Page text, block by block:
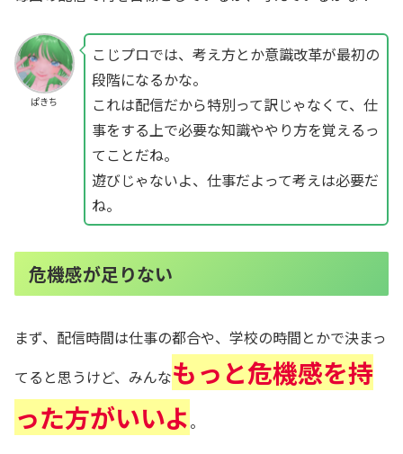
ぱきち
こじプロでは、考え方とか意識改革が最初の
段階になるかな。
これは配信だから特別って訳じゃなくて、仕
事をする上で必要な知識ややり方を覚えるっ
てことだね。
遊びじゃないよ、仕事だよって考えは必要だ
ね。
危機感が足りない
まず、配信時間は仕事の都合や、学校の時間とかで決まっ
てると思うけど、みんなもっと危機感を持
った方がいいよ。